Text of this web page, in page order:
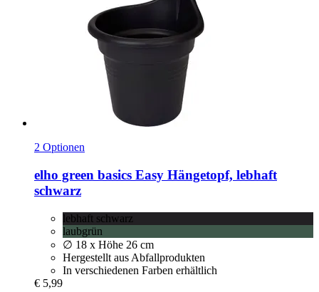
2 Optionen
elho green basics Easy Hängetopf, lebhaft
schwarz
lebhaft schwarz
laubgrün
∅ 18 x Höhe 26 cm
Hergestellt aus Abfallprodukten
In verschiedenen Farben erhältlich
€ 5,99